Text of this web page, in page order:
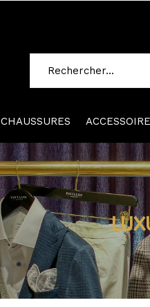
CHAUSSURES